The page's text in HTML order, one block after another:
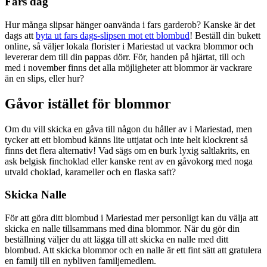
Hur många slipsar hänger oanvända i fars garderob? Kanske är det
dags att byta ut fars dags-slipsen mot ett blombud! Beställ din bukett
online, så väljer lokala florister i Mariestad ut vackra blommor och
levererar dem till din pappas dörr. För, handen på hjärtat, till och
med i november finns det alla möjligheter att blommor är vackrare
än en slips, eller hur?
Gåvor istället för blommor
Om du vill skicka en gåva till någon du håller av i Mariestad, men
tycker att ett blombud känns lite uttjatat och inte helt klockrent så
finns det flera alternativ! Vad sägs om en burk lyxig saltlakrits, en
ask belgisk finchoklad eller kanske rent av en gåvokorg med noga
utvald choklad, karameller och en flaska saft?
Skicka Nalle
För att göra ditt blombud i Mariestad mer personligt kan du välja att
skicka en nalle tillsammans med dina blommor. När du gör din
beställning väljer du att lägga till att skicka en nalle med ditt
blombud. Att skicka blommor och en nalle är ett fint sätt att gratulera
en familj till en nybliven familjemedlem.